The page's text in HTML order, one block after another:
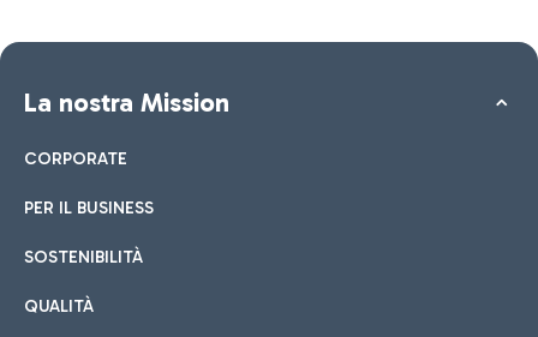
La nostra Mission
CORPORATE
PER IL BUSINESS
SOSTENIBILITÀ
QUALITÀ